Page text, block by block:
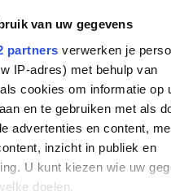
van uw gegevens
partners verwerken je
IP-adres) met behulp van
cookies om informatie op
en te gebruiken met als
advertenties en content,
inzicht in publiek en
U kunt kiezen wie uw
doelen.
Fotodienst
Archief voor
Kunst in België
Digitaal Museum
Educatie
Steun ons
Pers